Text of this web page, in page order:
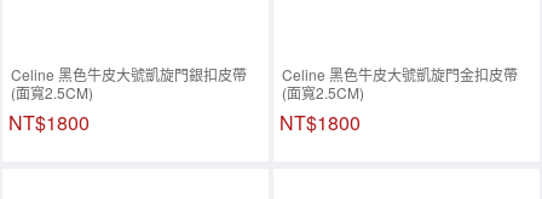
Celine 黑色牛皮大號凱旋門銀扣皮帶
(面寬2.5CM)
NT$1800
Celine 黑色牛皮大號凱旋門金扣皮帶
(面寬2.5CM)
NT$1800